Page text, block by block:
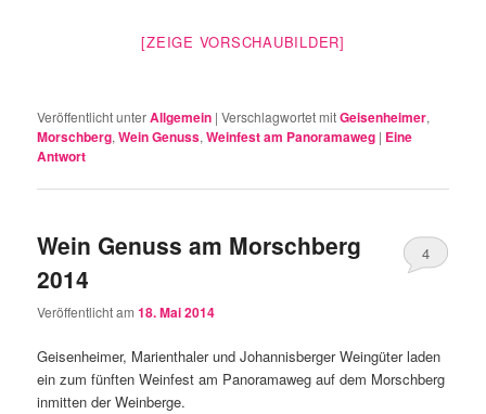
[ZEIGE VORSCHAUBILDER]
Veröffentlicht unterAllgemein |Verschlagwortet mitGeisenheimer,
Morschberg,Wein Genuss,Weinfest am Panoramaweg | Eine
Antwort
Wein Genuss am Morschberg
2014
Veröffentlicht am18. Mai 2014
4
Geisenheimer, Marienthaler und Johannisberger Weingüter laden
ein zum fünften Weinfest am Panoramaweg auf dem Morschberg
inmitten der Weinberge.